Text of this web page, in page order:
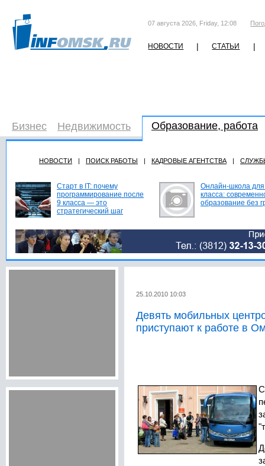
07 августа 2026, Friday, 12:08
НОВОСТИ | СТАТЬИ |
Бизнес Недвижимость Образование, работа
НОВОСТИ | ПОИСК РАБОТЫ | КАДРОВЫЕ АГЕНТСТВА |
Старт в IT: почему
программирование после
9 класса — это
стратегический шаг
Онлайн-школа
класса:
образование без
25.10.2010 10:03
Девять мобильных
приступают к работе в